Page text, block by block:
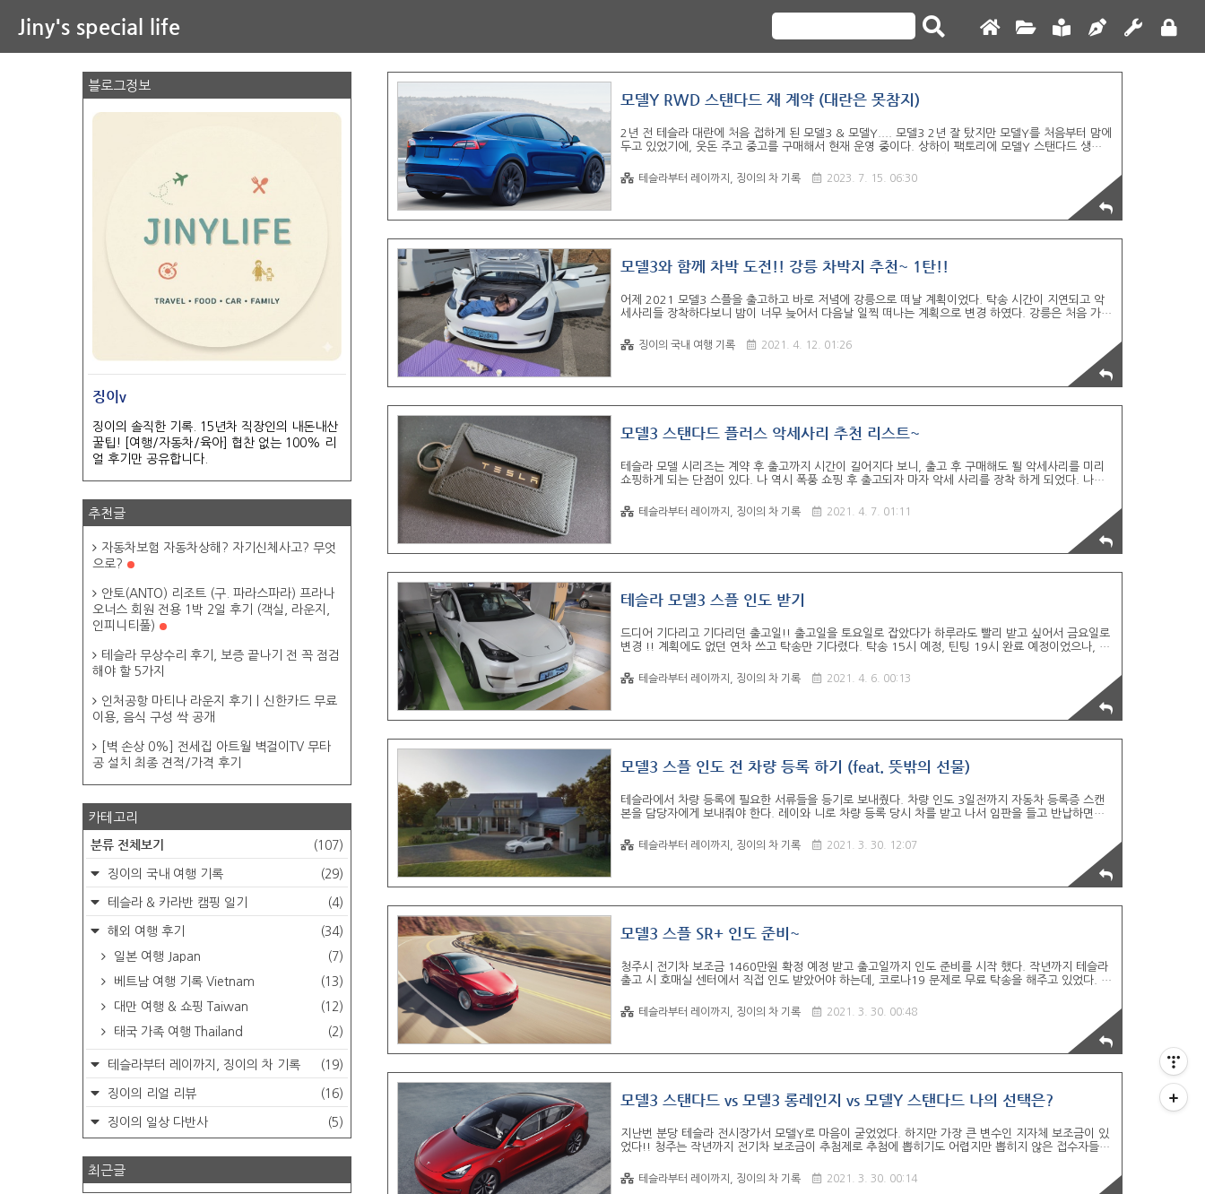
Jiny's special life
모델Y RWD 스탠다드 재 계약 (대란은 못참지)
2년 전 테슬라 대란에 처음 접하게 된 모델3 & 모델Y.... 모델3 2년 잘 탔지만 모델Y를 처음부터 맘에
두고 있었기에, 웃돈 주고 중고를 구매해서 현재 운영 중이다. 상하이 팩토리에 모델Y 스탠다드 생산
후고민!! 필수 ▶ 모델Y 구매 시 참고 Tip 1. 주행거리 - MYS은 350~400km 정도 주행이 가능하나
배터리 20~90% 구간 사용 시 실 사용 구간은 더 짧다. ※ 장거리, 여행 계획 시 충전 경로까지 고려
하는게 좋고 최근 슈퍼차저가 늘고 있음. 2. 주행성능 & 승차감 - 전기차의 고출력, 가속력은 너무 좋
테슬라부터 레이까지, 징이의 차 기록 2023. 7. 15. 06:30
모델3와 함께 차박 도전!! 강릉 차박지 추천~ 1탄!!
어제 2021 모델3 스플을 출고하고 바로 저녘에 강릉으로 떠날 계획이었다. 탁송 시간이 지연되고 악
세사리들 장착하다보니 밤이 너무 늦어서 다음날 일찍 떠나는 계획으로 변경 하였다. 강릉은 처음 가보
로 스마트 크루즈를 처음 접했을때도 신세계였는데, 테슬라의 오토파일럿이 좀 더 견고하게 잘 잡아준
다. 새차 냄새 때매 두통이 너무 심해서 강릉까지 창문 열고 운전 했다. 예나님은 장거리 차량 탑승은
힘들어해서 특별히 게임하게 해주었다., 1차 목적지인 라카이 샌드파인 리조트 강릉 슈퍼 차저!! 여행
지라 그런지 슈차가 꽉 차있었다. 겨우 한자리 남아서 충전 시작~ 초반 충전 속도는 100kw 넘게 빠르
징이의 국내 여행 기록 2021. 4. 12. 01:26
모델3 스탠다드 플러스 악세사리 추천 리스트~
테슬라 모델 시리즈는 계약 후 출고까지 시간이 길어지다 보니, 출고 후 구매해도 될 악세사리를 미리
쇼핑하게 되는 단점이 있다. 나 역시 폭풍 쇼핑 후 출고되자 마자 악세 사리를 장착 하게 되었다. 나의
러 (R800) ★★★★★ 구매 링크 : https://coupa.ng/bVoBgr 순정 미러의 디밍 기능 때문에 적응
되겠지 하고 타다가 포기 하고 광각 미러로 교체 하니 진작 할껄하는 후회가.... 2. 자전거 커버
★★★★☆ 구매 링크 : https://link.coupang.com/a/3x69P 테슬라 모델3에 아이 자전거를 싣을
테슬라부터 레이까지, 징이의 차 기록 2021. 4. 7. 01:11
테슬라 모델3 스플 인도 받기
드디어 기다리고 기다리던 출고일!! 출고일을 토요일로 잡았다가 하루라도 빨리 받고 싶어서 금요일로
변경 !! 계획에도 없던 연차 쓰고 탁송만 기다렸다. 탁송 15시 예정, 틴팅 19시 완료 예정이었으나, 탁
맞으면서도 신나게 파랭이 번호판을 달아주고~~ 틴팅샵 사장님과 함께 신차 검수 했는데 큰 특이 사
항이 없어서 바로 집으로 출발~~ 카페에서 글로 조금 배웠지만 메뉴얼도 안보고 첫 운전이다 보니, 도
로에서 민폐 짓 업청하고 하고 겨우 겨우 집으로 도착. 첫 충전 도전!! 젠더, 충전 케이블등등 다 생소
하지만 어렵지 않다!! 약 50% 충전하고 5천원 결제 되었다. 충전 하는 느낌이 기름 넣는 기분보다..
테슬라부터 레이까지, 징이의 차 기록 2021. 4. 6. 00:13
모델3 스플 인도 전 차량 등록 하기 (feat. 뜻밖의 선물)
테슬라에서 차량 등록에 필요한 서류들을 등기로 보내줬다. 차량 인도 3일전까지 자동차 등록증 스캔
본을 담당자에게 보내줘야 한다. 레이와 니로 차량 등록 당시 차를 받고 나서 임판을 들고 반납하면서
량 등록 하러 가면 임판 달라고 하지 않는다. (나중에 출고되고 봤더니 임판이 달려 있지 않았음) 레이-
>니로->모델3까지 취.등록세를 내면서 나는 왜 감면 받는 차 아니면 구매하지 않는가? 라는 생각이 문
득 들었다. (절약 정신이 투철한가? 그냥 짠돌이 일까?) 140만원 감면 받고 약 200만원의 취득세를
결제 했다. 두근 거리는 번호 선택의 시간 대충 10개의 번호를 봐도 눈에 한번에 들어 오는 번호가 없
테슬라부터 레이까지, 징이의 차 기록 2021. 3. 30. 12:07
모델3 스플 SR+ 인도 준비~
청주시 전기차 보조금 1460만원 확정 예정 받고 출고일까지 인도 준비를 시작 했다. 작년까지 테슬라
출고 시 호매실 센터에서 직접 인도 받았어야 하는데, 코로나19 문제로 무료 탁송을 해주고 있었다. 인
쉬백 카드) 4. 틴팅 업체, 브랜드, 농도 등등 차량을 보조금 우선 신청 때문에 와이프 명의로 했더니 자
동차 보험료가 180만원이 나왔다. 레이, 니로 계속 30만원대였는데..... 보조금 우선 신청하더라도 공
동 명의로 신청해서 내 명의로 부부 한정 보험을 가입 했어야 하는데 모르는 부분 이었다.. 이미 많은
테슬라부터 레이까지, 징이의 차 기록 2021. 3. 30. 00:48
모델3 스탠다드 vs 모델3 롱레인지 vs 모델Y 스탠다드 나의 선택은?
지난번 분당 테슬라 전시장가서 모델Y로 마음이 굳었었다. 하지만 가장 큰 변수인 지자체 보조금이 있
었다!! 청주는 작년까지 전기차 보조금이 추첨제로 추첨에 뽑히기도 어렵지만 뽑히지 않은 접수자들이
밀려, 청주 보조금이 소진되기 전 나에게 오지 않을 것으로 예상 되었다. 아니나 다를까 전시장 보고온
다음날 저녘 테슬라 어드바이저에서 전화가 왔고, 모델3 SR+는 2주 후 출고 가능하다고 하실꺼냐고?
테슬라부터 레이까지, 징이의 차 기록 2021. 3. 30. 00:14
블로그정보
징이v
징이의 솔직한 기록. 15년차 직장인의 내돈내산
꿀팁! [여행/자동차/육아] 협찬 없는 100% 리
얼 후기만 공유합니다.
추천글
자동차보험 자동차상해? 자기신체사고? 무엇
으로?
안토(ANTO) 리조트 (구. 파라스파라) 프라나
오너스 회원 전용 1박 2일 후기 (객실, 라운지,
인피니티풀)
테슬라 무상수리 후기, 보증 끝나기 전 꼭 점검
해야 할 5가지
인처공항 마티나 라운지 후기ㅣ신한카드 무료
이용, 음식 구성 싹 공개
[벽 손상 0%] 전세집 아트월 벽걸이TV 무타
공 설치 최종 견적/가격 후기
카테고리
분류 전체보기 (107)
징이의 국내 여행 기록 (29)
테슬라 & 카라반 캠핑 일기 (4)
해외 여행 후기
(34)
일본 여행 Japan
(7)
베트남 여행 기록 Vietnam
(13)
대만 여행 & 쇼핑 Taiwan
(12)
태국 가족 여행 Thailand
(2)
테슬라부터 레이까지, 징이의 차 기록 (19)
징이의 리얼 리뷰 (16)
징이의 일상 다반사 (5)
최근글